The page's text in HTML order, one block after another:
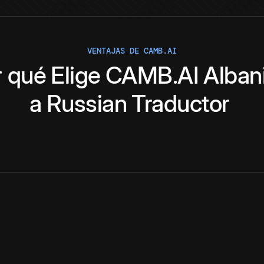
VENTAJAS DE CAMB.AI
qué Elige CAMB.AI
a Russian Traductor